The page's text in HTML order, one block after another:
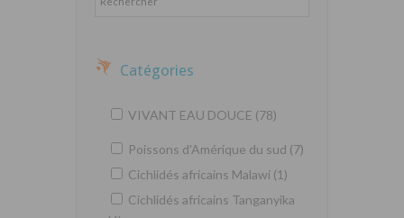
Catégories
VIVANT EAU DOUCE (78)
Poissons d'Amérique du sud (7)
Cichlidés africains Malawi (1)
Cichlidés africains Tanganyika